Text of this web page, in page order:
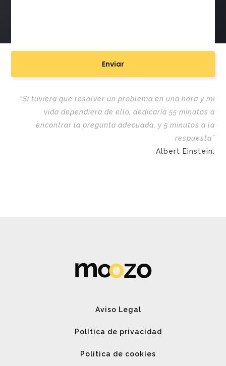
“Si tuviera que resolver un problema en una hora y mi
vida dependiera de ello, dedicaría 55 minutos a
encontrar la pregunta adecuada, y 5 minutos a la
respuesta”
Albert Einstein.
Aviso Legal
Política de privacidad
Política de cookies